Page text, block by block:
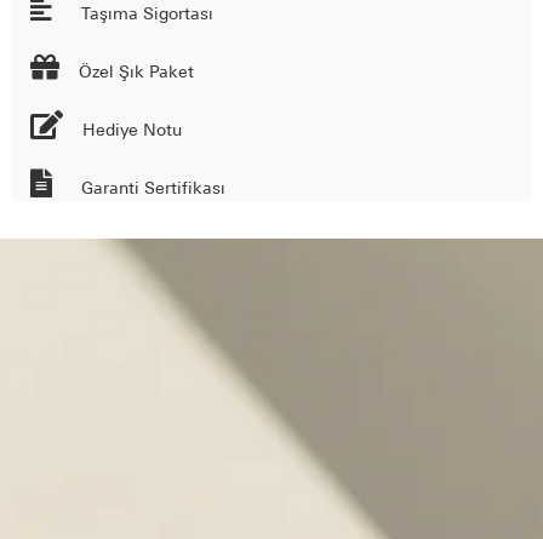
Taşıma Sigortası
 Özel Şık Paket
Hediye Notu
Garanti Sertifikası